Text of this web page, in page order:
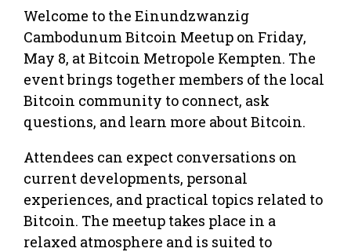
Welcome to the Einundzwanzig
Cambodunum Bitcoin Meetup on Friday,
May 8, at Bitcoin Metropole Kempten. The
event brings together members of the local
Bitcoin community to connect, ask
questions, and learn more about Bitcoin.
Attendees can expect conversations on
current developments, personal
experiences, and practical topics related to
Bitcoin. The meetup takes place in a
relaxed atmosphere and is suited to